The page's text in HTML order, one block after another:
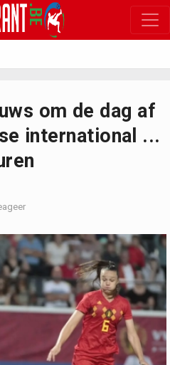
om de dag af
international ...